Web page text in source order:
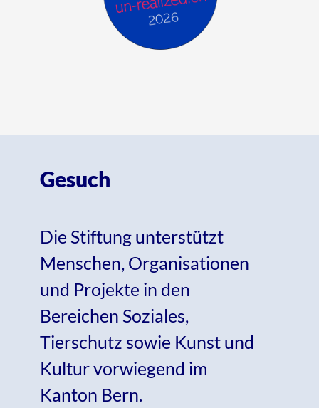
Gesuch
Die Stiftung unterstützt
Menschen, Organisationen
und Projekte in den
Bereichen Soziales,
Tierschutz sowie Kunst und
Kultur vorwiegend im
Kanton Bern.